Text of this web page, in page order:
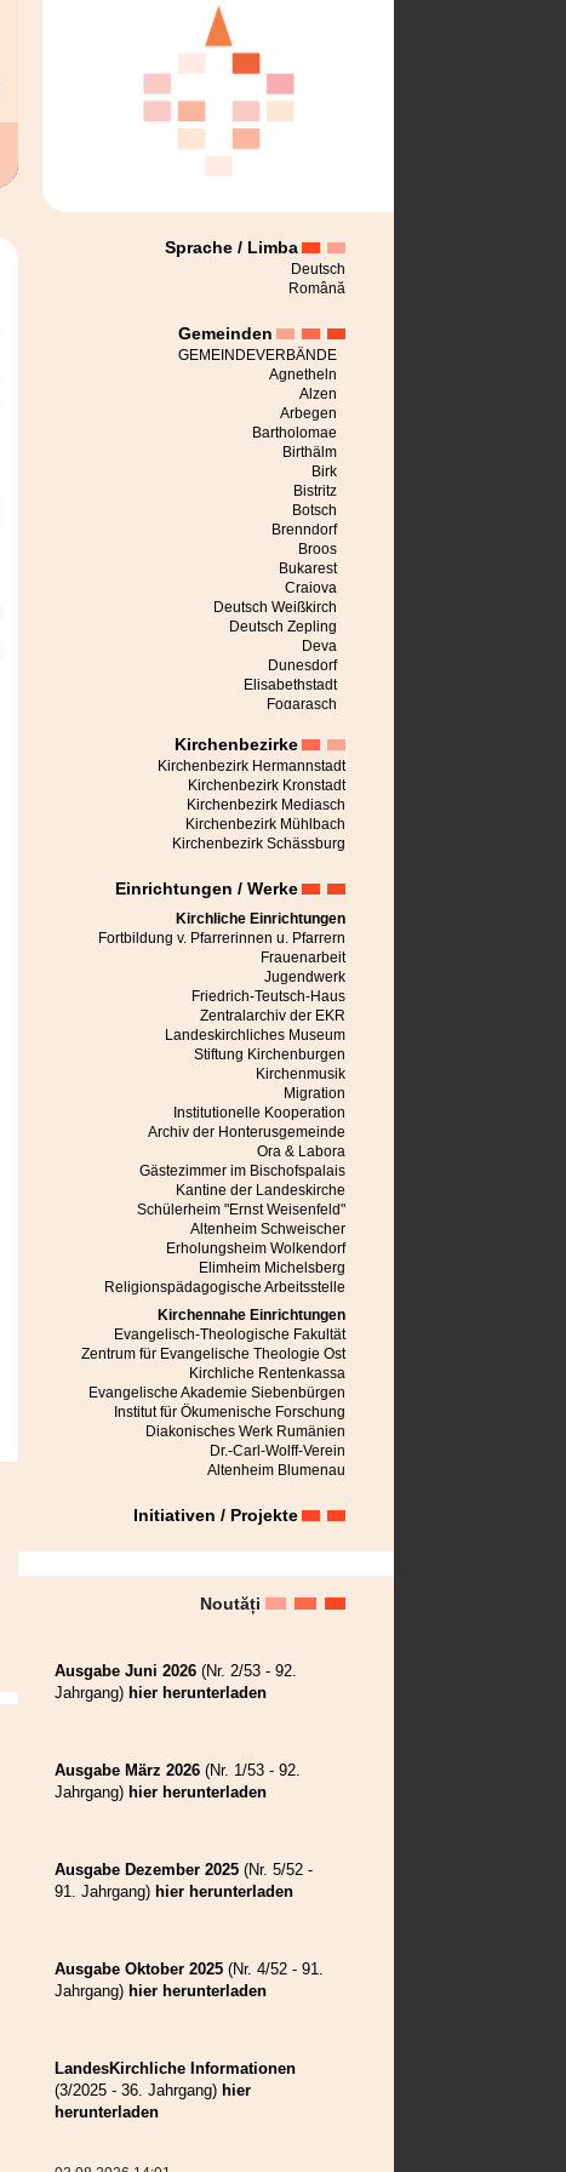
Sprache / Limba
Deutsch
Română
Gemeinden
GEMEINDEVERBÄNDE
Agnetheln
Alzen
Arbegen
Bartholomae
Birthälm
Birk
Bistritz
Botsch
Brenndorf
Broos
Bukarest
Craiova
Deutsch Weißkirch
Deutsch Zepling
Deva
Dunesdorf
Elisabethstadt
Fogarasch
Großalisch
Großau
Großpold
Großschenk
Großscheuern
Heldsdorf
Hermannstadt
Honigberg
Jaad
Karlsburg
Keisd
Kerz
Kirchberg
Kronstadt
Leblang
Malmkrog
Marienburg bei Schässburg
Mediasch
Michelsberg
Mühlbach
Neppendorf
Neudorf bei Schässburg
Neustadt im Burzenland
Niedereidisch
Nußbach
Obereidisch
Petersberg
Petersdorf bei Mühlbach
Râmnicu Vâlcea
Rauthal
Reps
Reschitz
Reussen
Reussmarkt
Roseln
Rosenau
Schässburg
Seiburg
Semlak
Tartlau
Urwegen
Weidenbach
Zeiden
Kirchenbezirke
Kirchenbezirk Hermannstadt
Kirchenbezirk Kronstadt
Kirchenbezirk Mediasch
Kirchenbezirk Mühlbach
Kirchenbezirk Schässburg
Einrichtungen / Werke
Kirchliche Einrichtungen
Fortbildung v. Pfarrerinnen u. Pfarrern
Frauenarbeit
Jugendwerk
Friedrich-Teutsch-Haus
Zentralarchiv der EKR
Landeskirchliches Museum
Stiftung Kirchenburgen
Kirchenmusik
Migration
Institutionelle Kooperation
Archiv der Honterusgemeinde
Ora & Labora
Gästezimmer im Bischofspalais
Kantine der Landeskirche
Schülerheim "Ernst Weisenfeld"
Altenheim Schweischer
Erholungsheim Wolkendorf
Elimheim Michelsberg
Religionspädagogische Arbeitsstelle
Kirchennahe Einrichtungen
Evangelisch-Theologische Fakultät
Zentrum für Evangelische Theologie Ost
Kirchliche Rentenkassa
Evangelische Akademie Siebenbürgen
Institut für Ökumenische Forschung
Diakonisches Werk Rumänien
Dr.-Carl-Wolff-Verein
Altenheim Blumenau
Initiativen / Projekte
Noutăți
Ausgabe Juni 2026 (Nr. 2/53 - 92.
Jahrgang) hier herunterladen
Ausgabe März 2026 (Nr. 1/53 - 92.
Jahrgang) hier herunterladen
Ausgabe Dezember 2025 (Nr. 5/52 -
91. Jahrgang) hier herunterladen
Ausgabe Oktober 2025 (Nr. 4/52 - 91.
Jahrgang) hier herunterladen
LandesKirchliche Informationen
(3/2025 - 36. Jahrgang) hier
herunterladen